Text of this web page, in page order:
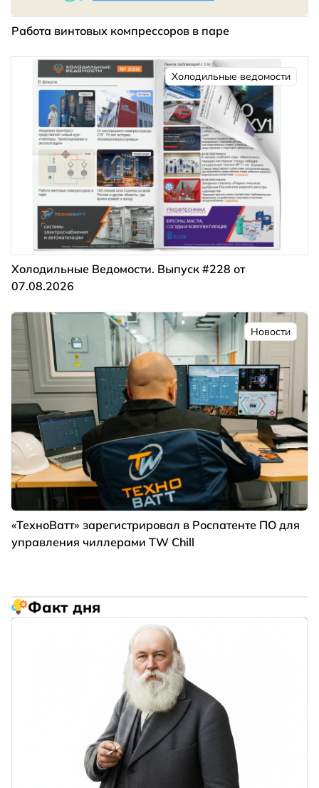
Работа винтовых компрессоров в паре
Холодильные ведомости
Холодильные Ведомости. Выпуск #228 от
07.08.2026
Новости
«ТехноВатт» зарегистрировал в Роспатенте ПО для
управления чиллерами TW Chill
Факт дня